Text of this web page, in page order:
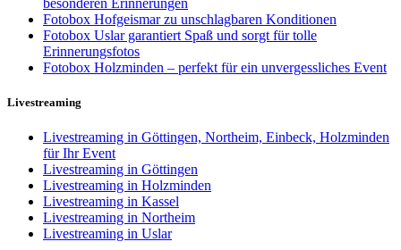
Fotobox Hofgeismar zu unschlagbaren Konditionen
Fotobox Uslar garantiert Spaß und sorgt für tolle
Erinnerungsfotos
Fotobox Holzminden – perfekt für ein unvergessliches Event
Livestreaming
Livestreaming in Göttingen, Northeim, Einbeck, Holzminden
für Ihr Event
Livestreaming in Göttingen
Livestreaming in Holzminden
Livestreaming in Kassel
Livestreaming in Northeim
Livestreaming in Uslar